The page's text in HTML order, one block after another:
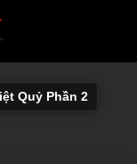
Quỷ Phần 2